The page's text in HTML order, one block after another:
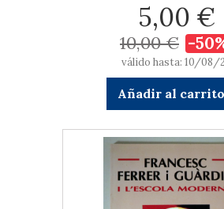
5,00 €
10,00 € -
válido hasta: 10/08/
Añadir al carrito